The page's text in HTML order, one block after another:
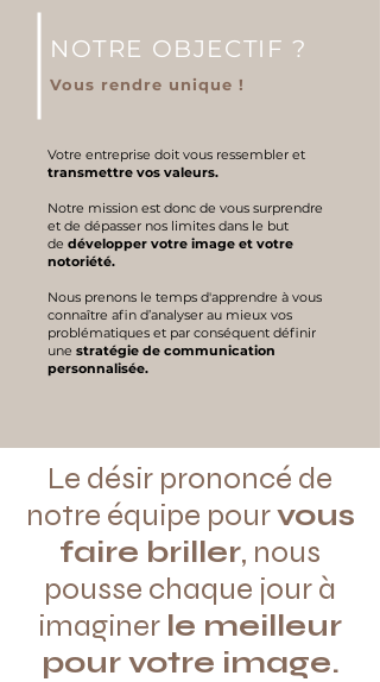
NOTRE OBJECTIF ?
Vous rendre unique !
Votre entreprise doit vous ressembler et
transmettre vos valeurs.
Notre mission est donc de vous surprendre
et de dépasser nos limites dans le but
de développer votre image et votre
notoriété.
Nous prenons le temps d'apprendre à vous
connaître afin d’analyser au mieux vos
problématiques et par conséquent définir
une stratégie de communication
personnalisée.
Le désir prononcé de
notre équipe pourvous
faire briller, nous
pousse chaque jour à
imaginer le meilleur
pour votre image.